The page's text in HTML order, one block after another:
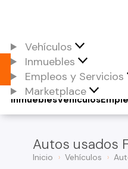
Vehículos
Inmuebles
Empleos y Servicios
Marketplace
Vehículos
Inmuebles
Autos usados
Inicio Vehículos